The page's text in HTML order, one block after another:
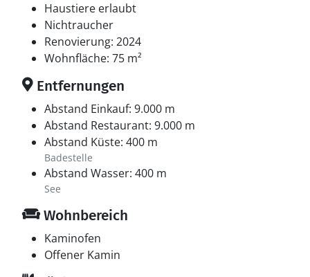
Haustiere erlaubt
Nichtraucher
Renovierung: 2024
Wohnfläche: 75 m²
Entfernungen
Abstand Einkauf: 9.000 m
Abstand Restaurant: 9.000 m
Abstand Küste: 400 m
Badestelle
Abstand Wasser: 400 m
See
Wohnbereich
Kaminofen
Offener Kamin